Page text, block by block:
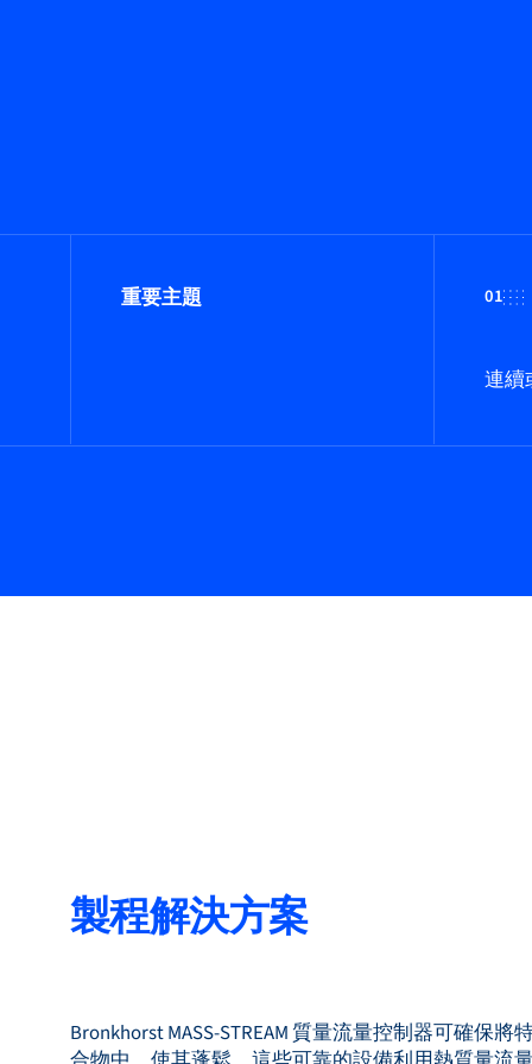
重要主題 01
連續
製程解決方案
Bronkhorst MASS-STREAM 質量流量控制器可確保